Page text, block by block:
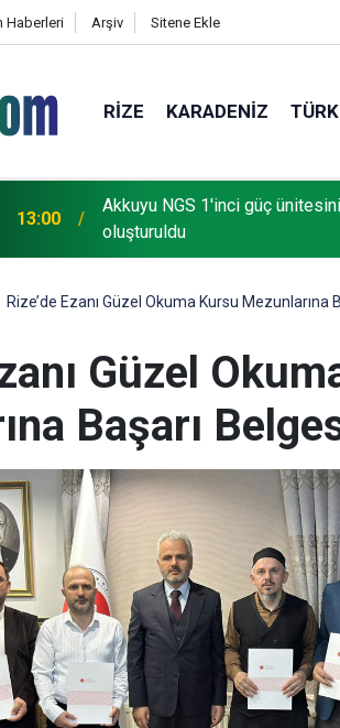
Haberleri Arşiv Sitene Ekle
RIZE KARADENIZ
13:00
Akkuyu NGS 1'inci güç
oluşturuldu
Rize’de Ezanı Güzel Okuma Kursu Mezunlarına
Güzel
Başarı